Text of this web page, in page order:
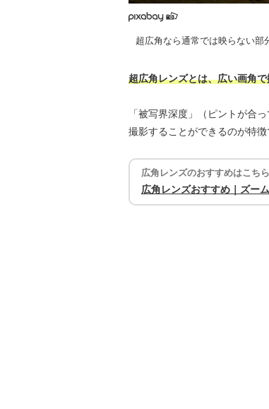
超広角なら通常では映らない部
超広角レンズとは、広い画角
「被写界深度」（ピントが合
撮影することができるのが特徴
広角レンズのおすすめはこちら
広角レンズおすすめ｜ズー